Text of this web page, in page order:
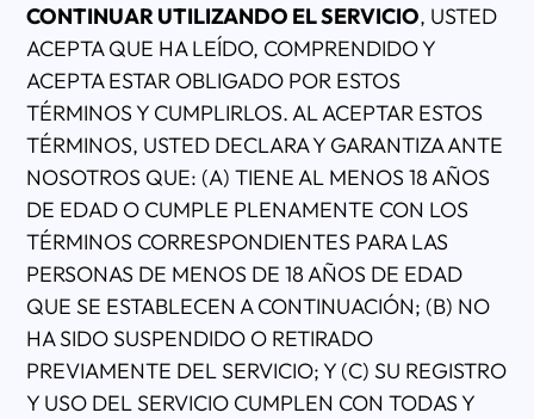
CONTINUAR UTILIZANDO EL SERVICIO, USTED
ACEPTA QUE HA LEÍDO, COMPRENDIDO Y
ACEPTA ESTAR OBLIGADO POR ESTOS
TÉRMINOS Y CUMPLIRLOS. AL ACEPTAR ESTOS
TÉRMINOS, USTED DECLARA Y GARANTIZA ANTE
NOSOTROS QUE: (A) TIENE AL MENOS 18 AÑOS
DE EDAD O CUMPLE PLENAMENTE CON LOS
TÉRMINOS CORRESPONDIENTES PARA LAS
PERSONAS DE MENOS DE 18 AÑOS DE EDAD
QUE SE ESTABLECEN A CONTINUACIÓN; (B) NO
HA SIDO SUSPENDIDO O RETIRADO
PREVIAMENTE DEL SERVICIO; Y (C) SU REGISTRO
Y USO DEL SERVICIO CUMPLEN CON TODAS Y